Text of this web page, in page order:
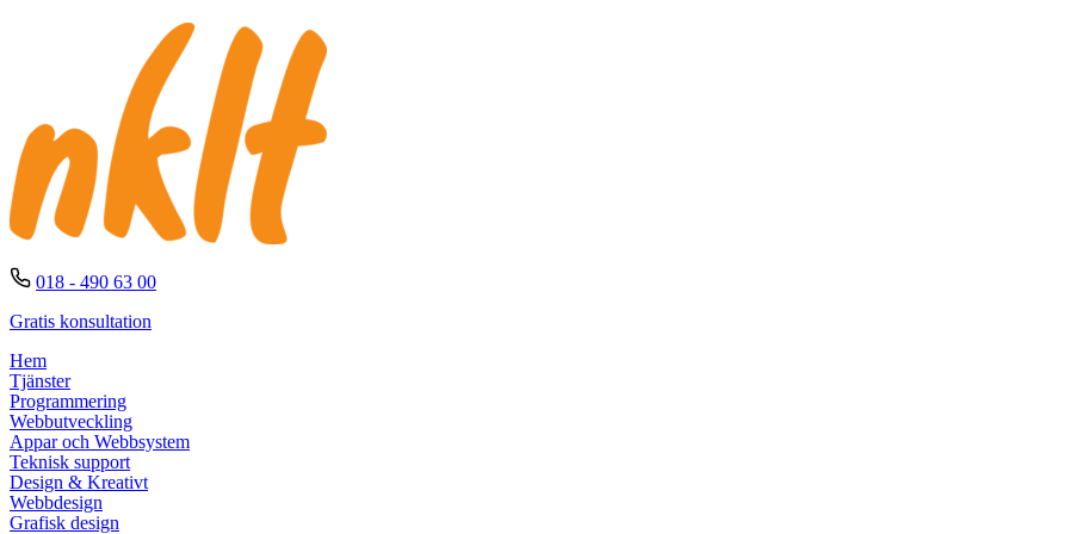
018 - 490 63 00
Gratis konsultation
Hem
Tjänster
Programmering
Webbutveckling
Appar och Webbsystem
Teknisk support
Design & Kreativt
Webbdesign
Grafisk design